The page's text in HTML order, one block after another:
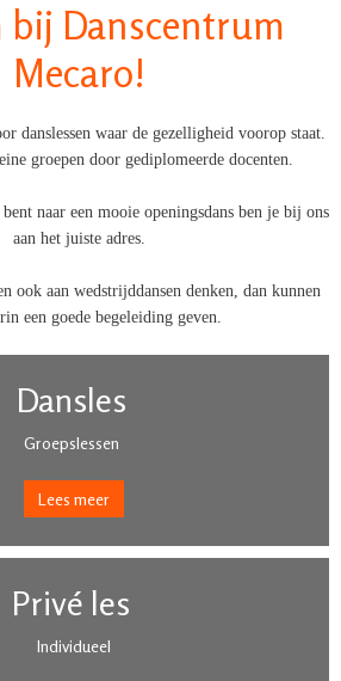
bij Danscentrum
Mecaro!
danslessen waar de gezelligheid voorop staat.
groepen door gediplomeerde docenten.
naar een mooie openingsdans ben je bij ons
aan het juiste adres.
ook aan wedstrijddansen denken, dan kunnen
een goede begeleiding geven.
Dansles
Groepslessen
Lees meer
Privé les
Individueel